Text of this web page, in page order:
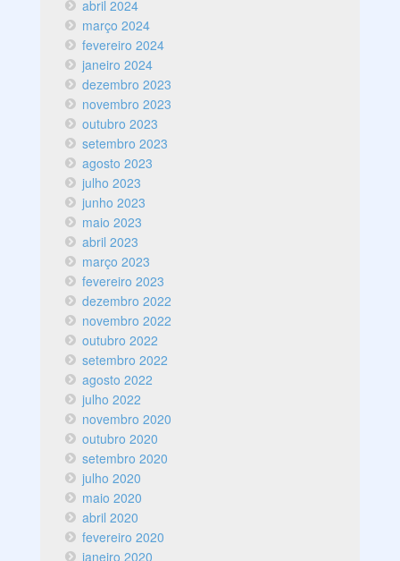
abril 2024
março 2024
fevereiro 2024
janeiro 2024
dezembro 2023
novembro 2023
outubro 2023
setembro 2023
agosto 2023
julho 2023
junho 2023
maio 2023
abril 2023
março 2023
fevereiro 2023
dezembro 2022
novembro 2022
outubro 2022
setembro 2022
agosto 2022
julho 2022
novembro 2020
outubro 2020
setembro 2020
julho 2020
maio 2020
abril 2020
fevereiro 2020
janeiro 2020